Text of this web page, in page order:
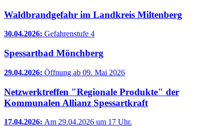
Waldbrandgefahr im Landkreis Miltenberg
30.04.2026: Gefahrenstufe 4
Spessartbad Mönchberg
29.04.2026: Öffnung ab 09. Mai 2026
Netzwerktreffen "Regionale Produkte" der
Kommunalen Allianz Spessartkraft
17.04.2026: Am 29.04.2026 um 17 Uhr.